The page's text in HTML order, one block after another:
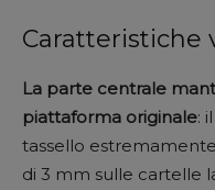
Caratteristiche
La parte centrale
piattaforma originale:
tassello
di 3 mm sulle cartelle